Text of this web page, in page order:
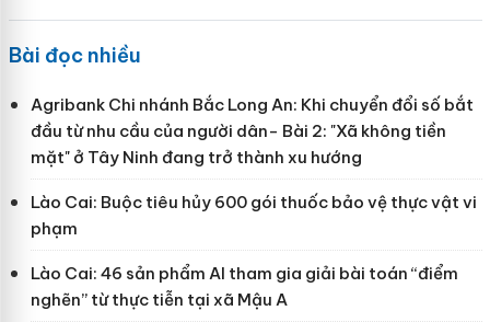
Bài đọc nhiều
Agribank Chi nhánh Bắc Long An: Khi chuyển đổi số bắt
đầu từ nhu cầu của người dân- Bài 2: "Xã không tiền
mặt" ở Tây Ninh đang trở thành xu hướng
Lào Cai: Buộc tiêu hủy 600 gói thuốc bảo vệ thực vật vi
phạm
Lào Cai: 46 sản phẩm AI tham gia giải bài toán “điểm
nghẽn” từ thực tiễn tại xã Mậu A